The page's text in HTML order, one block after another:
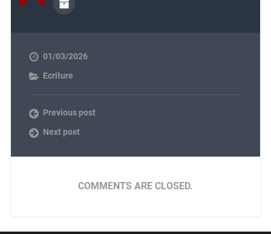
01/03/2026
Ecriture
Previous post
Next post
COMMENTS ARE CLOSED.